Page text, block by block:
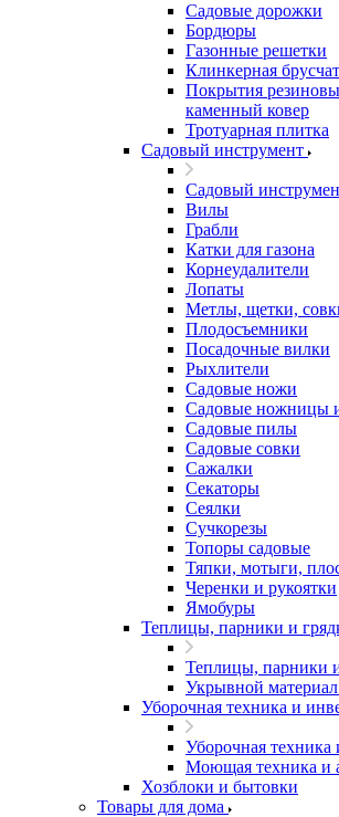
Садовые дорожки
Бордюры
Газонные решетки
Клинкерная
Покрытия
каменный ковер
Тротуарная плитка
Садовый инструмент
Садовый
Вилы
Грабли
Катки для газона
Корнеудалители
Лопаты
Метлы, щетки,
Плодосъемники
Посадочные вилки
Рыхлители
Садовые ножи
Садовые ножницы
Садовые пилы
Садовые совки
Сажалки
Секаторы
Сеялки
Сучкорезы
Топоры садовые
Тяпки, мотыги,
Черенки и рукоятки
Ямобуры
Теплицы, парники и
Теплицы, парники
Укрывной материал
Уборочная техника и
Уборочная техника
Моющая техника и
Хозблоки и бытовки
Товары для дома